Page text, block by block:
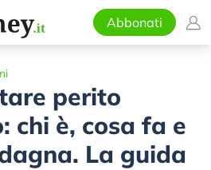
Abbonati
perito
chi è, cosa fa e
La guida